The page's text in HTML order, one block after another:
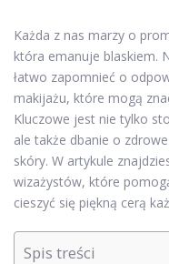
Każda z nas marzy o
która emanuje blaskiem.
łatwo zapomnieć o
makijażu, które mogą
Kluczowe jest nie tylko
ale także dbanie o
skóry. W artykule
wizażystów, które
cieszyć się piękną cerą
Spis treści